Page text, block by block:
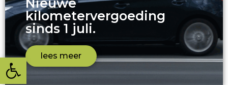
Toolbar openen
Nieuwe
kilometervergoeding
sinds 1 juli.
lees meer